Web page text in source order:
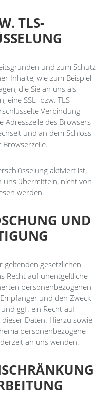
TLS-
und zum Schutz
Inhalte, wie zum Beispiel
die Sie an uns als
eine SSL- bzw. TLS-
Verbindung
Adresszeile des Browsers
und an dem Schloss-
Browserzeile.
aktiviert ist,
uns übermitteln, nicht von
werden.
UND
geltenden gesetzlichen
Recht auf unentgeltliche
personenbezogenen
und den Zweck
ggf. ein Recht auf
Daten. Hierzu sowie
personenbezogene
an uns wenden.